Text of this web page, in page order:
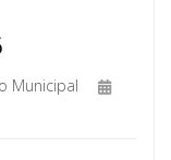
Municipal